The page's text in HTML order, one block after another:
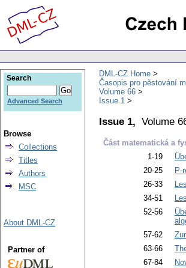
DML-CZ Home
Časopis pro pěstování
Volume 66
Issue 1
Issue 1, Volume
Část matematická a
1-19
20-25
P-
26-33
34-51
52-56
57-62
63-66
67-84
Search
Advanced Search
Browse
Collections
Titles
Authors
MSC
About DML-CZ
Partner of